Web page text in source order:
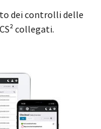
dei controlli delle
collegati.